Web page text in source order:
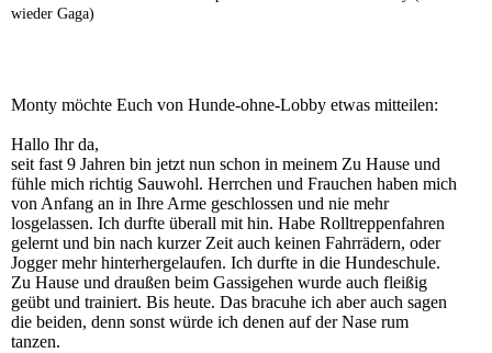
wieder Gaga)
Monty möchte Euch von Hunde-ohne-Lobby etwas mitteilen:
Hallo Ihr da,
seit fast 9 Jahren bin jetzt nun schon in meinem Zu Hause und
fühle mich richtig Sauwohl. Herrchen und Frauchen haben mich
von Anfang an in Ihre Arme geschlossen und nie mehr
losgelassen. Ich durfte überall mit hin. Habe Rolltreppenfahren
gelernt und bin nach kurzer Zeit auch keinen Fahrrädern, oder
Jogger mehr hinterhergelaufen. Ich durfte in die Hundeschule.
Zu Hause und draußen beim Gassigehen wurde auch fleißig
geübt und trainiert. Bis heute. Das bracuhe ich aber auch sagen
die beiden, denn sonst würde ich denen auf der Nase rum
tanzen.